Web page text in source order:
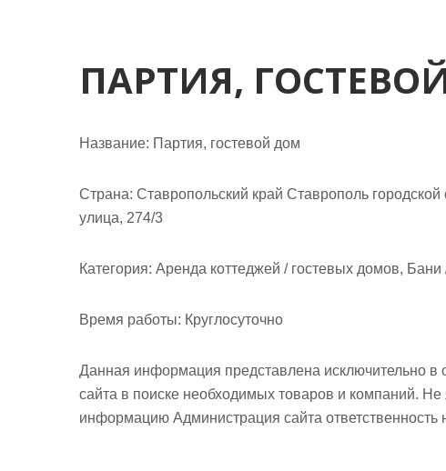
ПАРТИЯ,
Название: Партия, гостевой дом
Страна: Ставропольский край Ставрополь
улица, 274/3
Категория: Аренда коттеджей / гостевых домов,
Время работы: Круглосуточно
Данная информация представлена исключительно в
сайта в поиске необходимых товаров и компаний.
информацию Администрация сайта ответственность